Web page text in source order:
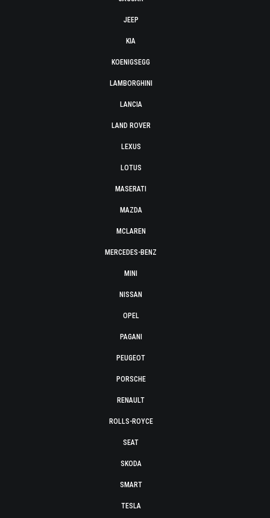
JEEP
KIA
KOENIGSEGG
LAMBORGHINI
LANCIA
LAND ROVER
LEXUS
LOTUS
MASERATI
MAZDA
MCLAREN
MERCEDES-BENZ
MINI
NISSAN
OPEL
PAGANI
PEUGEOT
PORSCHE
RENAULT
ROLLS-ROYCE
SEAT
SKODA
SMART
TESLA